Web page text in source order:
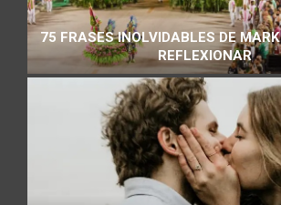
75 FRASES INOLVIDABLES DE
REFLEXIONAR